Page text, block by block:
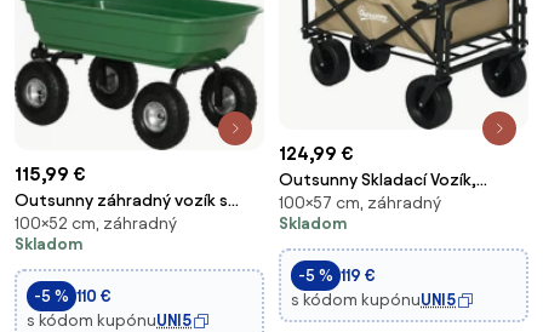
115,99 €
Outsunny záhradný vozík s
oceľovým rámom a
pneumatickými pneumatikami,
s mäkkou rukoväťou, nosnosť
250 kg, 108x52x100 cm, Zelená |
Aosom
100×52 cm, záhradný
Skladom
-5 % 110 €
s kódom kupónuUNI5
124,99 €
Outsunny Skladací Vozík,
Prepravný Kôš s Rukoväťou,
Plážový Vozík, Záhradný Kôš s
Taškou, max. 100 kg Nosnosť,
Oxford, Khaki | Aosom
100×57 cm, záhradný
Skladom
-5 % 119 €
s kódom kupónuUNI5